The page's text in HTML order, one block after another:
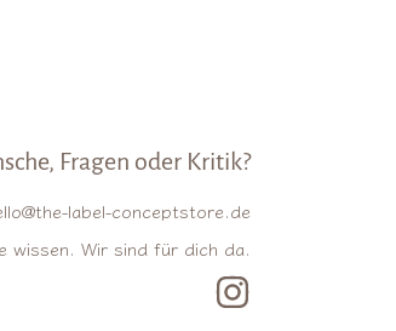
Fragen oder Kritik?
label-conceptstore.de
wissen. Wir sind für dich da.